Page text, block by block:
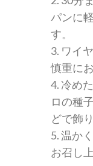
パンに
す。
3. ワイ
慎重に
4. 冷め
ロの種
どで飾
5. 温か
お召し